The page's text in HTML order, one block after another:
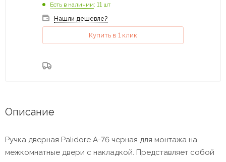
Есть в наличии: 11 шт
Нашли дешевле?
Купить в 1 клик
Описание
Ручка дверная Palidore А-76 черная для монтажа на
межкомнатные двери с накладкой. Представляет собой